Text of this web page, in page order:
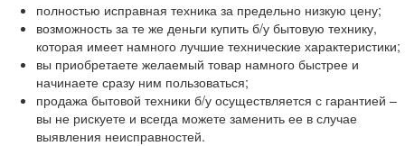
полностью исправная техника за предельно низкую цену;
возможность за те же деньги купить б/у бытовую технику,
которая имеет намного лучшие технические характеристики;
вы приобретаете желаемый товар намного быстрее и
начинаете сразу ним пользоваться;
продажа бытовой техники б/у осуществляется с гарантией –
вы не рискуете и всегда можете заменить ее в случае
выявления неисправностей.